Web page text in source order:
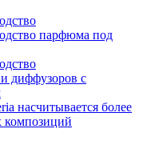
парфюма под
и диффузоров с
насчитывается более
композиций